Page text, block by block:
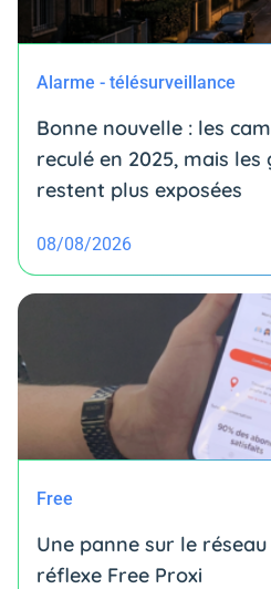
Alarme - télésurveillance
Bonne nouvelle : les
reculé en 2025, mais
restent plus exposées
08/08/2026
Free
Une panne sur le
réflexe Free Proxi